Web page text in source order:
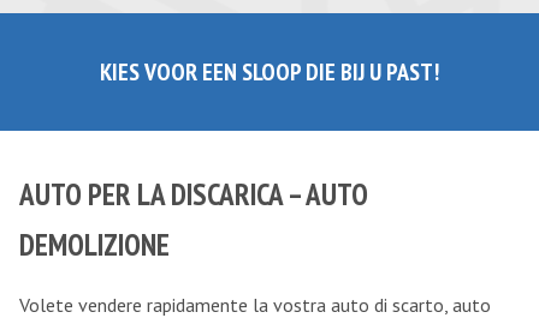
KIES VOOR EEN SLOOP DIE BIJ U PAST!
AUTO PER LA DISCARICA – AUTO
DEMOLIZIONE
Volete vendere rapidamente la vostra auto di scarto, auto